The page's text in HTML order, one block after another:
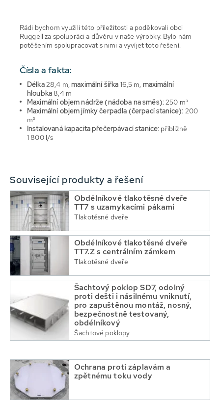
Rádi bychom využili této příležitosti a poděkovali obci
Ruggell za spolupráci a důvěru v naše výrobky. Bylo nám
potěšením spolupracovat s nimi a vyvíjet toto řešení.
Čísla a fakta:
Délka28,4 m,maximální šířka 16,5 m, maximální
hloubka 8,4 m
Maximální objem nádrže (nádoba na směs):250 m³
Maximální objem jímky čerpadla (čerpací stanice): 200
m³
Instalovaná kapacita přečerpávací stanice: přibližně
1 800 l/s
Související produkty a řešení
Obdélníkové tlakotěsné dveře
TT7 s uzamykacími pákami
Tlakotěsné dveře
Obdélníkové tlakotěsné dveře
TT7.Z s centrálním zámkem
Tlakotěsné dveře
Šachtový poklop SD7, odolný
proti dešti i násilnému vniknutí,
pro zapuštěnou montáž, nosný,
bezpečnostně testovaný,
obdélníkový
Šachtové poklopy
Ochrana proti záplavám a
zpětnému toku vody